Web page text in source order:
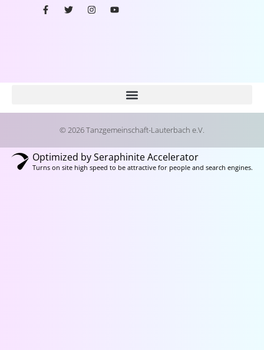
© 2026 Tanzgemeinschaft-Lauterbach e.V.
Optimized by Seraphinite Accelerator
Turns on site high speed to be attractive for people and search engines.